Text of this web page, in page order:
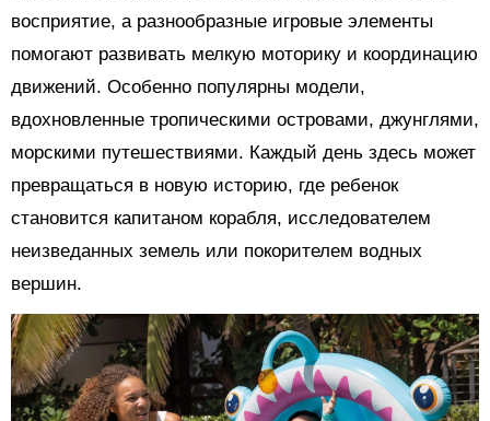
восприятие, а разнообразные игровые элементы
помогают развивать мелкую моторику и координацию
движений. Особенно популярны модели,
вдохновленные тропическими островами, джунглями,
морскими путешествиями. Каждый день здесь может
превращаться в новую историю, где ребенок
становится капитаном корабля, исследователем
неизведанных земель или покорителем водных
вершин.